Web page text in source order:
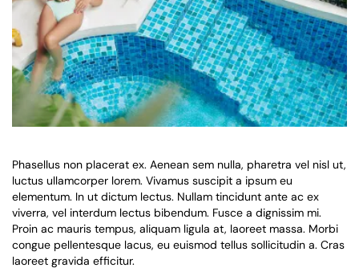
Phasellus non placerat ex. Aenean sem nulla, pharetra vel nisl ut,
luctus ullamcorper lorem. Vivamus suscipit a ipsum eu
elementum. In ut dictum lectus. Nullam tincidunt ante ac ex
viverra, vel interdum lectus bibendum. Fusce a dignissim mi.
Proin ac mauris tempus, aliquam ligula at, laoreet massa. Morbi
congue pellentesque lacus, eu euismod tellus sollicitudin a. Cras
laoreet gravida efficitur.